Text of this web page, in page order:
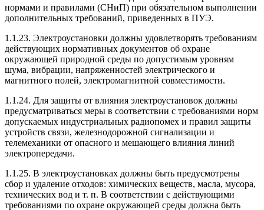
нормами и правилами (СНиП) при обязательном выполнении
дополнительных требований, приведенных в ПУЭ.
1.1.23. Электроустановки должны удовлетворять требованиям
действующих нормативных документов об охране
окружающей природной среды по допустимым уровням
шума, вибрации, напряженностей электрического и
магнитного полей, электромагнитной совместимости.
1.1.24. Для защиты от влияния электроустановок должны
предусматриваться меры в соответствии с требованиями норм
допускаемых индустриальных радиопомех и правил защиты
устройств связи, железнодорожной сигнализации и
телемеханики от опасного и мешающего влияния линий
электропередачи.
1.1.25. В электроустановках должны быть предусмотрены
сбор и удаление отходов: химических веществ, масла, мусора,
технических вод и т. п. В соответствии с действующими
требованиями по охране окружающей среды должна быть